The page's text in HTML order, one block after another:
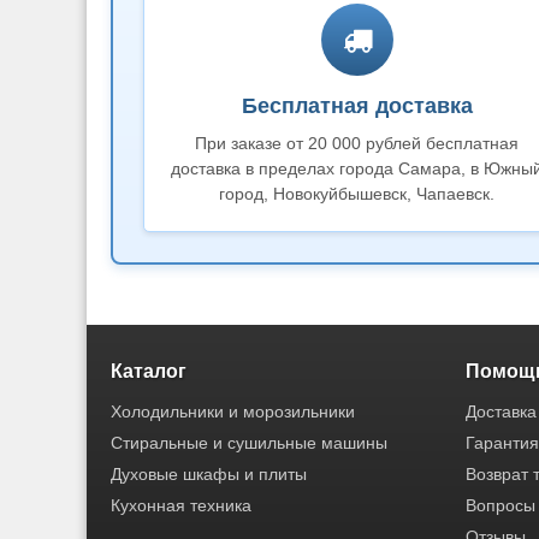
Бесплатная доставка
При заказе от 20 000 рублей бесплатная
доставка в пределах города Самара, в
город, Новокуйбышевск, Чапаевск.
Каталог
Холодильники и морозильники
Стиральные и сушильные машины
Духовые шкафы и плиты
Кухонная техника
Гарантия
Возврат
Вопросы